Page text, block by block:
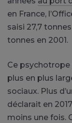
en France,
saisi 27,7
tonnes en 2001.
Ce
plus en plus
sociaux. Plus
déclarait en
moins une fois.